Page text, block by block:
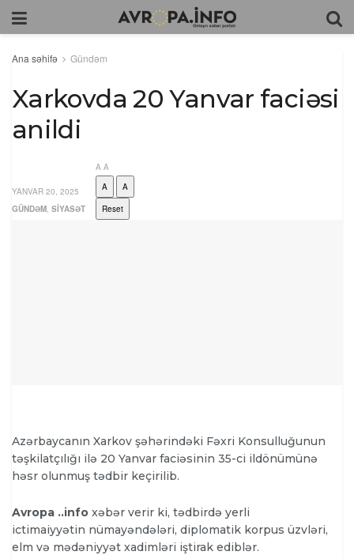
Ana səhifə Gündəm
Xarkovda 20 Yanvar faciəsi
anildi
YANVAR 20, 2025
GÜNDƏM, SIYASƏT
A A
A
A
Reset
Azərbaycanın Xarkov şəhərindəki Fəxri Konsulluğunun
təşkilatçılığı ilə 20 Yanvar faciəsinin 35-ci ildönümünə
həsr olunmuş tədbir keçirilib.
Avropa ..info xəbər verir ki, tədbirdə yerli
ictimaiyyətin nümayəndələri, diplomatik korpus üzvləri,
elm və mədəniyyət xadimləri iştirak ediblər.